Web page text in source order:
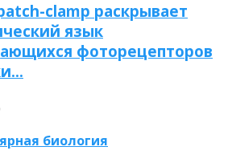
clamp раскрывает
язык
фоторецепторов
биология